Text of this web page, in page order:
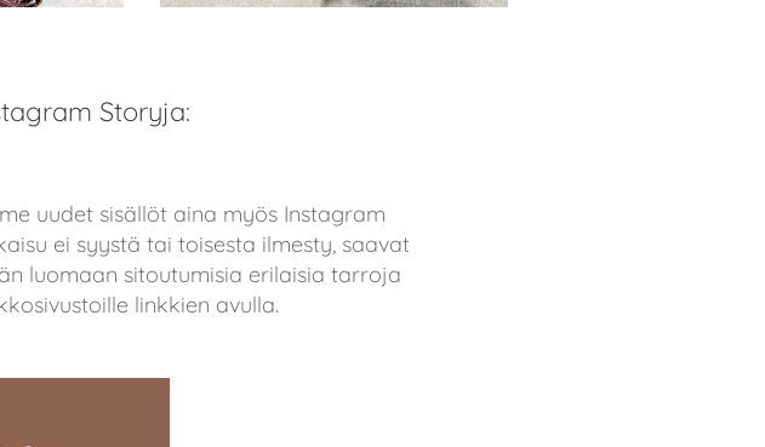
Storyja:
uudet sisällöt aina myös Instagram
ei syystä tai toisesta ilmesty, saavat
luomaan sitoutumisia erilaisia tarroja
linkkien avulla.